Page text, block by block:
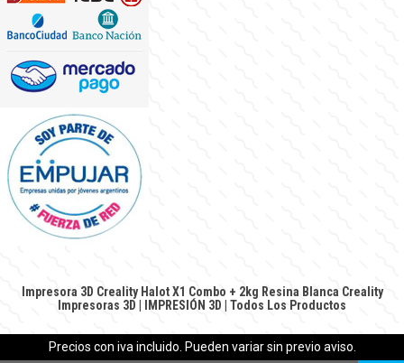
Impresora 3D Creality Halot X1 Combo + 2kg Resina Blanca Creality
Impresoras 3D
IMPRESIÓN 3D Todos Los Productos
Precios con iva incluido. Pueden variar sin previo aviso.